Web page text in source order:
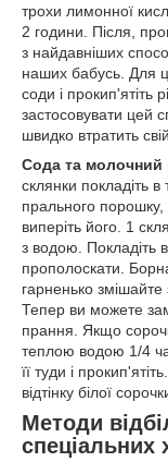
трохи лимонної
2 години. Після,
з найдавніших
наших бабусь. Для
соди і прокип'ятіть
застосовувати цей
швидко втратить
Сода та молочний
склянки покладіть
прального порошку,
виперіть його. 1
з водою. Покладіть
прополоскати.
гарненько
Тепер ви можете
прання. Якщо
теплою водою 1/4
її туди і
відтінку білої
Методи
спеціальних